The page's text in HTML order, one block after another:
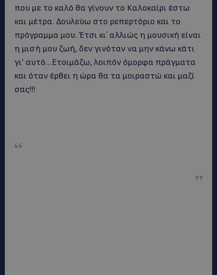
που με το καλό θα γίνουν το Καλοκαίρι έστω
και μέτρα. Δουλεύω στο ρεπερτόριο και το
πρόγραμμα μου. Έτσι κι΄ αλλιώς η μουσική είναι
η μισή μου ζωή, δεν γινόταν να μην κάνω κάτι
γι’ αυτό…Ετοιμάζω, λοιπόν όμορφα πράγματα
και όταν έρθει η ώρα θα τα μοιραστώ και μαζί
σας!!!